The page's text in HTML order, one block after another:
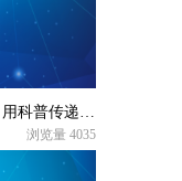
郝鹏医生：用生命守护生命，用科普传递希望｜了不起的自己
浏览量 4035